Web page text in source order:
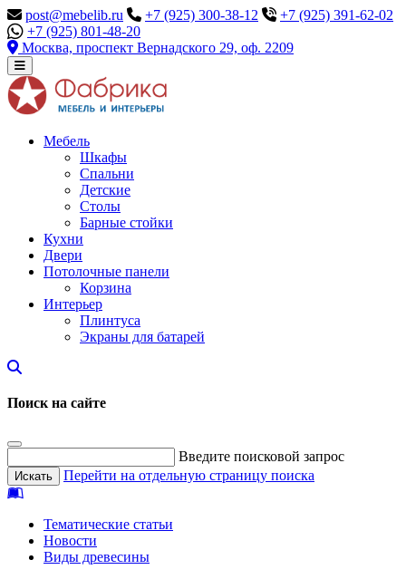
post@mebelib.ru +7 (925) 300-38-12
+7 (925) 391-62-02
+7 (925) 801-48-20
Москва, проспект Вернадского 29, оф. 2209
Мебель
Шкафы
Спальни
Детские
Столы
Барные стойки
Кухни
Двери
Потолочные панели
Корзина
Интерьер
Плинтуса
Экраны для батарей
Поиск на сайте
Введите поисковой запрос
Перейти на отдельную страницу поиска
Тематические статьи
Новости
Виды древесины